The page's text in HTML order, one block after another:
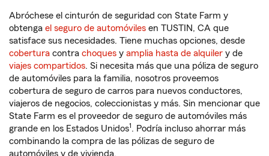
Abróchese el cinturón de seguridad con State Farm y
obtenga el seguro de automóviles en TUSTIN, CA que
satisface sus necesidades. Tiene muchas opciones, desde
cobertura contra choques y amplia hasta de alquiler y de
viajes compartidos. Si necesita más que una póliza de seguro
de automóviles para la familia, nosotros proveemos
cobertura de seguro de carros para nuevos conductores,
viajeros de negocios, coleccionistas y más. Sin mencionar que
State Farm es el proveedor de seguro de automóviles más
grande en los Estados Unidos1. Podría incluso ahorrar más
combinando la compra de las pólizas de seguro de
automóviles y de vivienda.